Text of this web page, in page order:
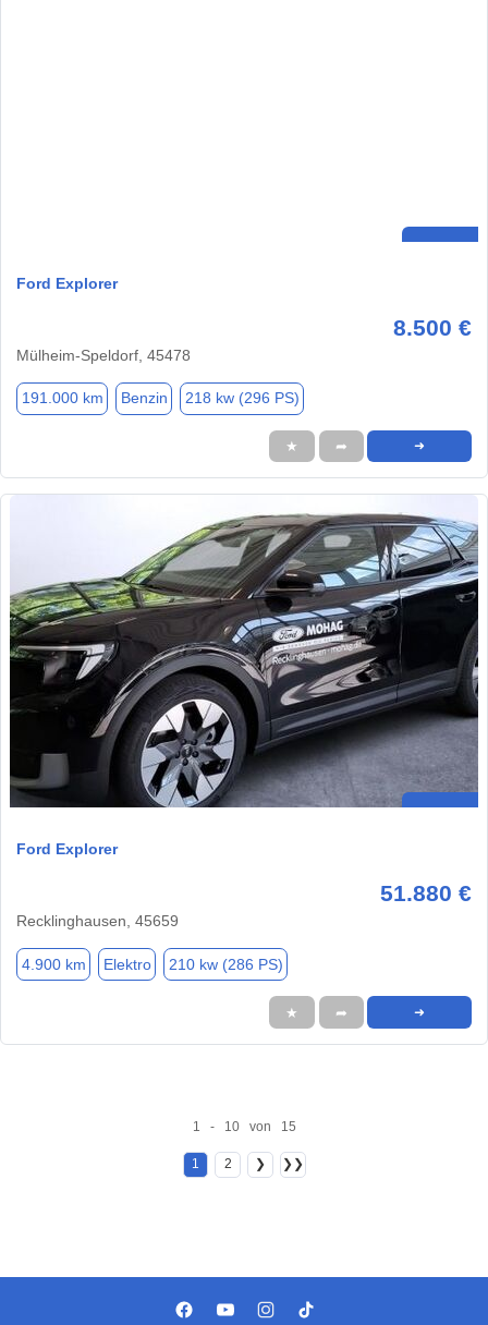
Ford Explorer
8.500 €
Mülheim-Speldorf, 45478
191.000 km Benzin 218 kw (296 PS)
★ ➦ ➜
Ford Explorer
51.880 €
Recklinghausen, 45659
4.900 km Elektro 210 kw (286 PS)
★ ➦ ➜
1 - 10 von 15
1 2 ❯ ❯❯